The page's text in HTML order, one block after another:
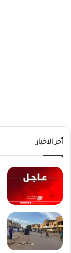
أخر الاخبار